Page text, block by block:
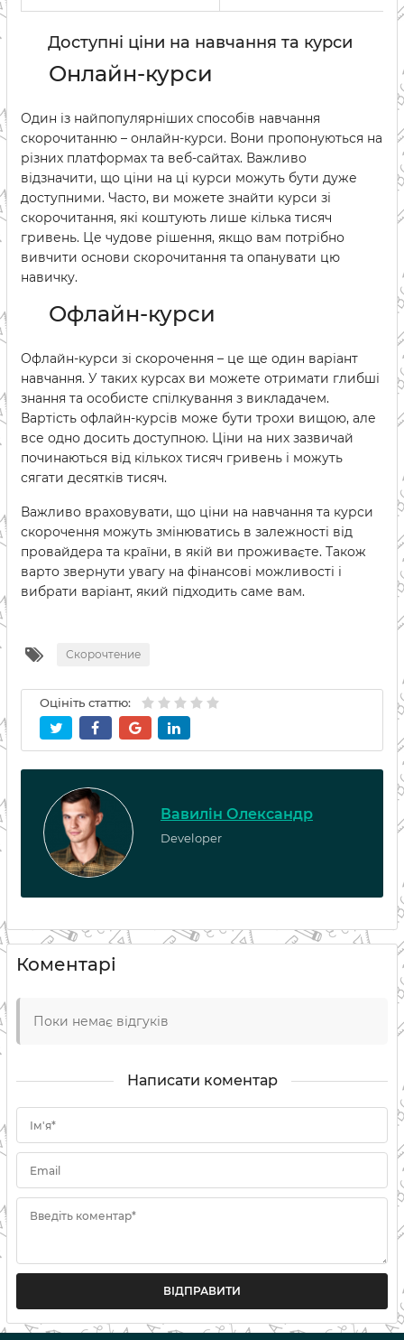
Доступні ціни на навчання та курси
Онлайн-курси
Один із найпопулярніших способів навчання
скорочитанню – онлайн-курси. Вони пропонуються на
різних платформах та веб-сайтах. Важливо
відзначити, що ціни на ці курси можуть бути дуже
доступними. Часто, ви можете знайти курси зі
скорочитання, які коштують лише кілька тисяч
гривень. Це чудове рішення, якщо вам потрібно
вивчити основи скорочитання та опанувати цю
навичку.
Офлайн-курси
Офлайн-курси зі скорочення – це ще один варіант
навчання. У таких курсах ви можете отримати глибші
знання та особисте спілкування з викладачем.
Вартість офлайн-курсів може бути трохи вищою, але
все одно досить доступною. Ціни на них зазвичай
починаються від кількох тисяч гривень і можуть
сягати десятків тисяч.
Важливо враховувати, що ціни на навчання та курси
скорочення можуть змінюватись в залежності від
провайдера та країни, в якій ви проживаєте. Також
варто звернути увагу на фінансові можливості і
вибрати варіант, який підходить саме вам.
Скорочтение
Оцініть статтю:
Вавилін Олександр
Developer
Коментарі
Поки немає відгуків
Написати коментар
Ім'я*
Email
Введіть коментар*
ВІДПРАВИТИ